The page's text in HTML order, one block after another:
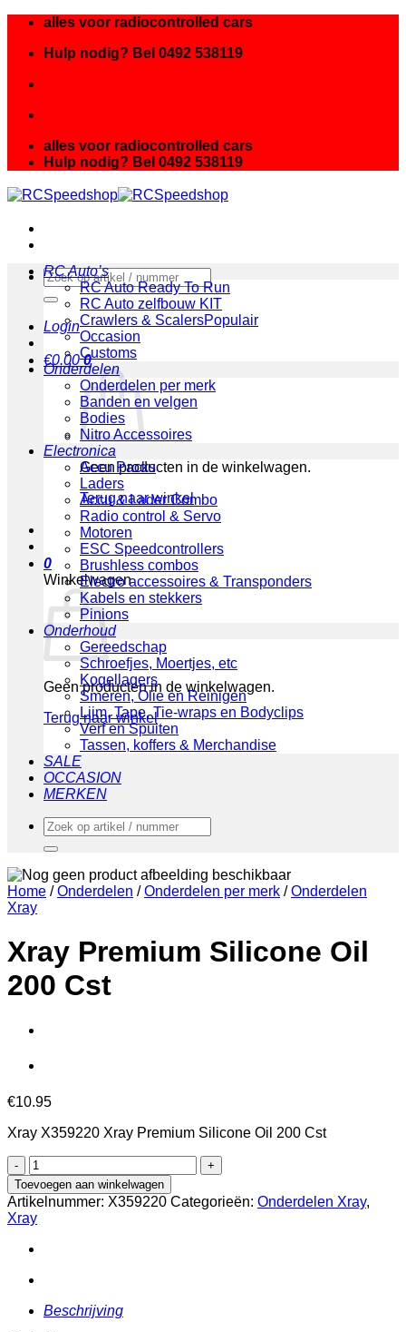
inhoud
alles voor radiocontrolled cars
Hulp nodig? Bel 0492 538119
alles voor radiocontrolled cars
Hulp nodig? Bel 0492 538119
Zoeken
naar:
Login
€0.00 0
Geen producten in de winkelwagen.
Terug naar winkel
0
Winkelwagen
Geen producten in de winkelwagen.
Terug naar winkel
RC Auto’s
RC Auto Ready To Run
RC Auto zelfbouw KIT
Crawlers & Scalers
Occasion
Customs
Onderdelen
Onderdelen per merk
Banden en velgen
Bodies
Nitro Accessoires
Electronica
Accu Packs
Laders
Accu & Lader Combo
Radio control & Servo
Motoren
ESC Speedcontrollers
Brushless combos
Electro accessoires & Transponders
Kabels en stekkers
Pinions
Onderhoud
Gereedschap
Schroefjes, Moertjes, etc
Kogellagers
Smeren, Olie en Reinigen
Lijm, Tape, Tie-wraps en Bodyclips
Verf en Spuiten
Tassen, koffers & Merchandise
SALE
OCCASION
MERKEN
Zoeken
naar:
Home / Onderdelen / Onderdelen per merk / Onderdelen
Xray
Xray Premium Silicone Oil
200 Cst
€10.95
Xray X359220 Xray Premium Silicone Oil 200 Cst
Xray
Premium
Silicone
Oil
200
Cst
Toevoegen aan winkelwagen
Artikelnummer: X359220 Categorieën: Onderdelen Xray,
Xray
Beschrijving